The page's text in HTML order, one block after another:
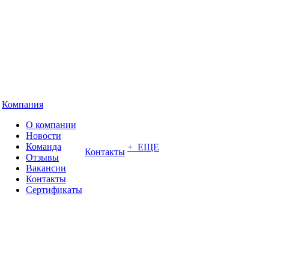
Компания
О компании
Новости
Команда
Отзывы
Вакансии
Контакты
Сертификаты
Контакты + ЕЩЕ